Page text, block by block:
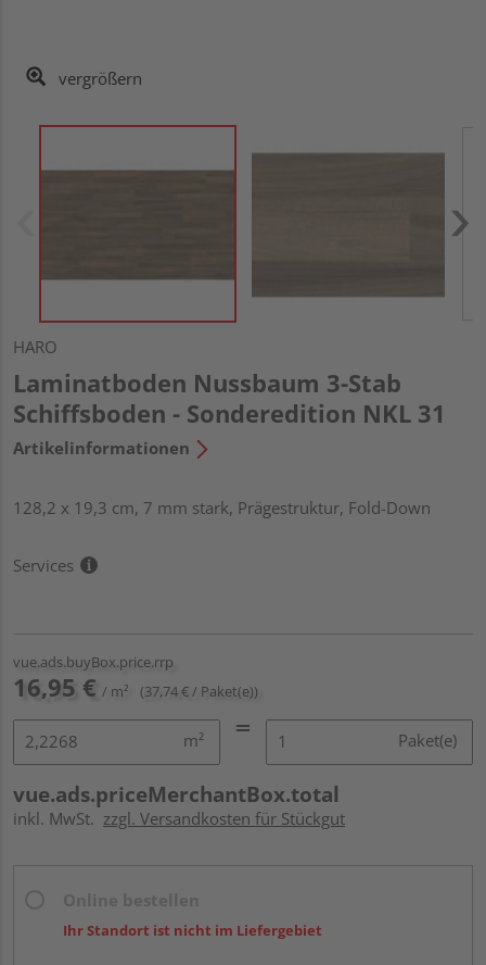
vergrößern
HARO
Laminatboden Nussbaum 3-Stab
Schiffsboden - Sonderedition NKL 31
Artikelinformationen
128,2 x 19,3 cm, 7 mm stark, Prägestruktur, Fold-Down
Services
vue.ads.buyBox.price.rrp
16,95 € / m² (37,74 € / Paket(e))
m² Paket(e)
vue.ads.priceMerchantBox.total
inkl. MwSt. zzgl. Versandkosten für Stückgut
Ihr Standort ist nicht im Liefergebiet